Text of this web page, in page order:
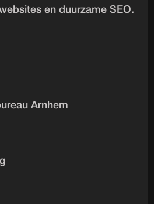
en duurzame SEO.
Arnhem